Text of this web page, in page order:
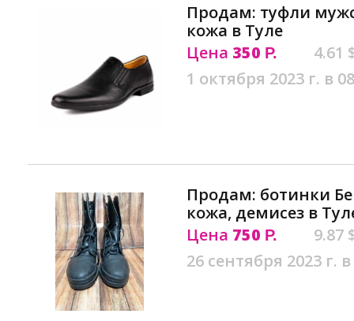
Продам: туфли
кожа в Туле
Цена 350 Р.
4.61
1 октября 2023 г. в
Продам: ботинки
кожа, демисез в
Цена 750 Р.
9.87
26 сентября 2023 г.